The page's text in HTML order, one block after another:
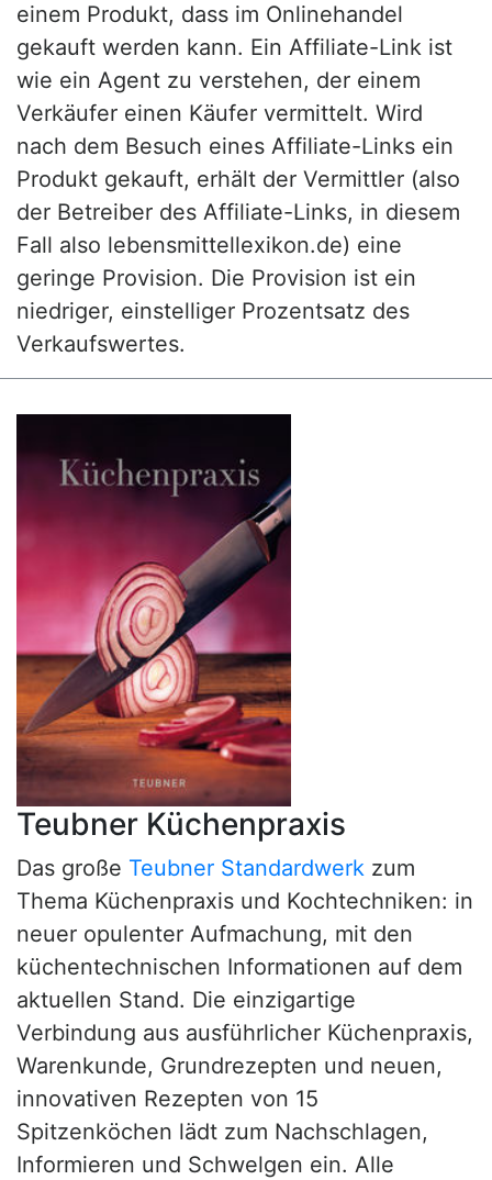
einem Produkt, dass im Onlinehandel
gekauft werden kann. Ein Affiliate-Link ist
wie ein Agent zu verstehen, der einem
Verkäufer einen Käufer vermittelt. Wird
nach dem Besuch eines Affiliate-Links ein
Produkt gekauft, erhält der Vermittler (also
der Betreiber des Affiliate-Links, in diesem
Fall also lebensmittellexikon.de) eine
geringe Provision. Die Provision ist ein
niedriger, einstelliger Prozentsatz des
Verkaufswertes.
Teubner Küchenpraxis
Das große Teubner Standardwerk zum
Thema Küchenpraxis und Kochtechniken: in
neuer opulenter Aufmachung, mit den
küchentechnischen Informationen auf dem
aktuellen Stand. Die einzigartige
Verbindung aus ausführlicher Küchenpraxis,
Warenkunde, Grundrezepten und neuen,
innovativen Rezepten von 15
Spitzenköchen lädt zum Nachschlagen,
Informieren und Schwelgen ein. Alle